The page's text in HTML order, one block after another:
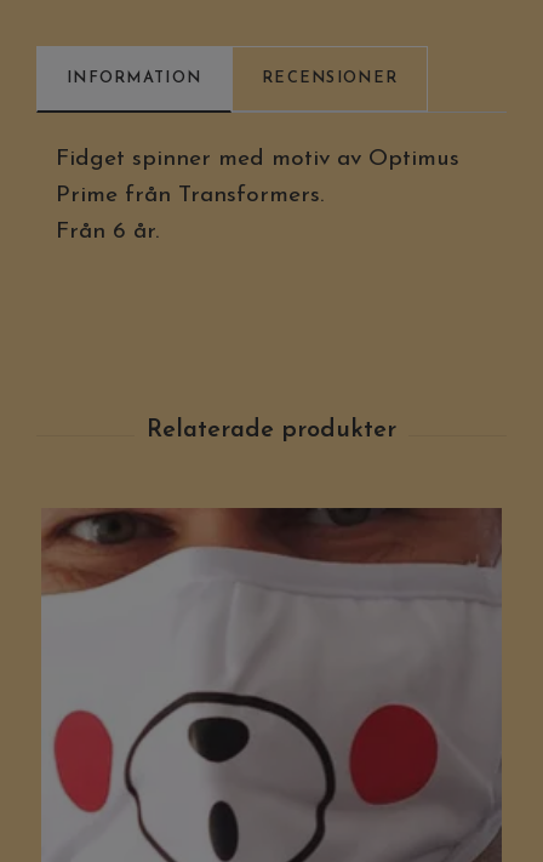
INFORMATION RECENSIONER
Fidget spinner med motiv av Optimus
Prime från Transformers.
Från 6 år.